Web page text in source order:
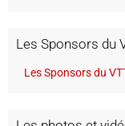
Les Sponsors du
Les Sponsors du